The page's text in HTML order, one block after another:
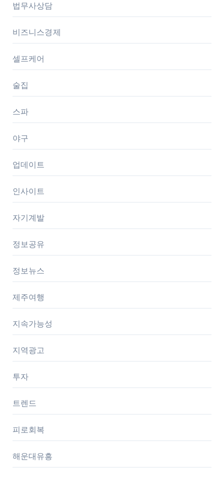
법무사상담
비즈니스경제
셀프케어
술집
스파
야구
업데이트
인사이트
자기계발
정보공유
정보뉴스
제주여행
지속가능성
지역광고
투자
트렌드
피로회복
해운대유흥